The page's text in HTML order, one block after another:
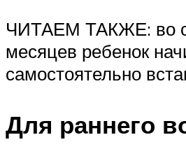
ЧИТАЕМ ТАКЖЕ: во
месяцев ребенок
самостоятельно
Для раннего